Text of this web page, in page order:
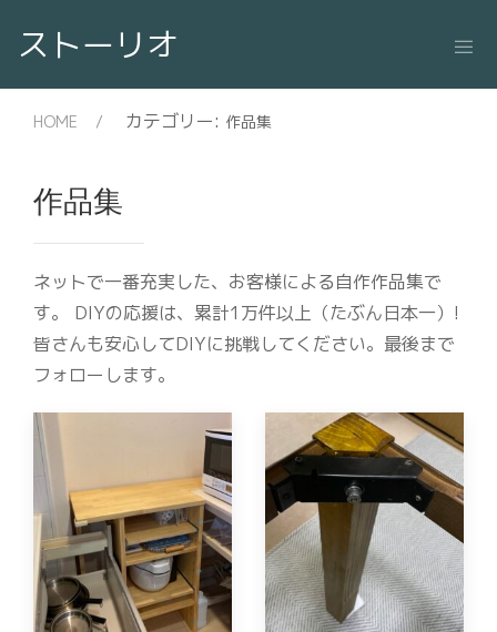
ストーリオ
HOME カテゴリー: 作品集
作品集
ネットで一番充実した、お客様による自作作品集で
す。 DIYの応援は、累計1万件以上（たぶん日本一）!
皆さんも安心してDIYに挑戦してください。最後まで
フォローします。